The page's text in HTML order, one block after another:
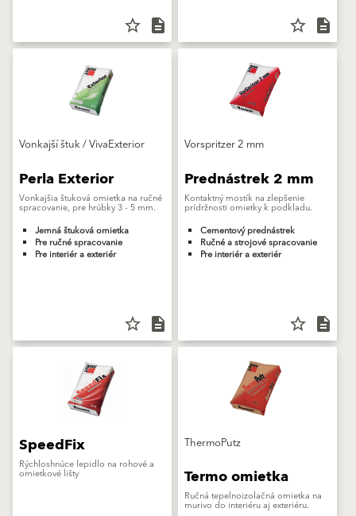
star_border description star_border description
Vonkajší štuk / VivaExterior
Perla Exterior
Vonkajšia štuková omietka na ručné
spracovanie, pre hrúbky 3 - 5 mm.
Jemná štuková omietka
Pre ručné spracovanie
Pre interiér a exteriér
star_border description
Vorspritzer 2 mm
Prednástrek 2 mm
Kontaktný mostík na zlepšenie
prídržnosti omietky k podkladu.
Cementový prednástrek
Ručné a strojové spracovanie
Pre interiér a exteriér
star_border description
SpeedFix
Rýchloshnúce lepidlo na rohové a
omietkové lišty
ThermoPutz
Termo omietka
Ručná tepelnoizolačná omietka na
murivo do interiéru aj exteriéru.